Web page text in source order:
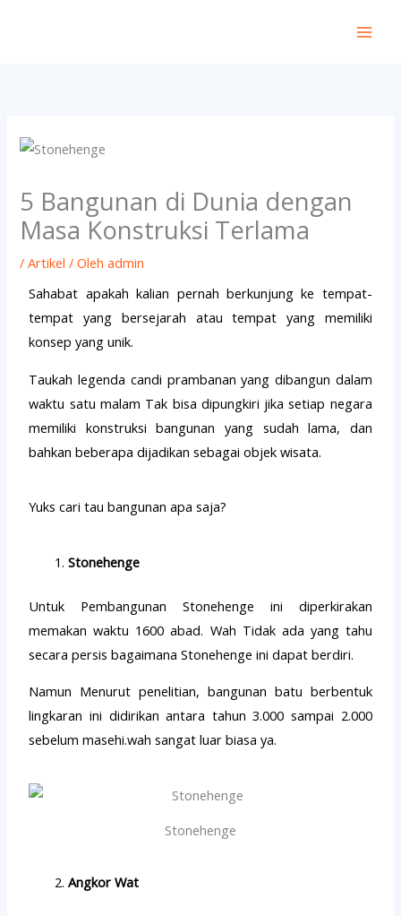
5 Bangunan di Dunia dengan
Masa Konstruksi Terlama
/Artikel / Olehadmin
Sahabat apakah kalian pernah berkunjung ke tempat-
tempat yang bersejarah atau tempat yang memiliki
konsep yang unik.
Taukah legenda candi prambanan yang dibangun dalam
waktu satu malam Tak bisa dipungkiri jika setiap negara
memiliki konstruksi bangunan yang sudah lama, dan
bahkan beberapa dijadikan sebagai objek wisata.
Yuks cari tau bangunan apa saja?
Stonehenge
Untuk Pembangunan Stonehenge ini diperkirakan
memakan waktu 1600 abad. Wah Tidak ada yang tahu
secara persis bagaimana Stonehenge ini dapat berdiri.
Namun Menurut penelitian, bangunan batu berbentuk
lingkaran ini didirikan antara tahun 3.000 sampai 2.000
sebelum masehi.wah sangat luar biasa ya.
Stonehenge
Angkor Wat